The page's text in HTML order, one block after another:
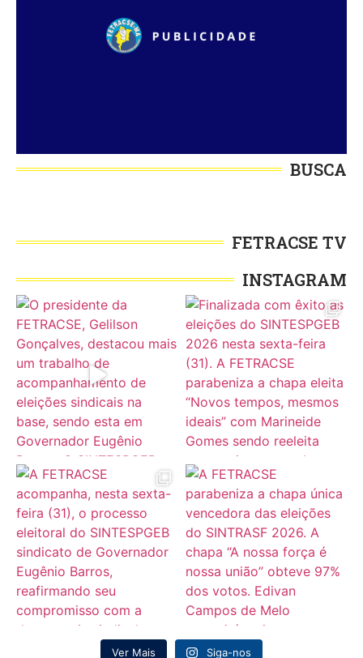
BUSCA
FETRACSE TV
INSTAGRAM
Ver Mais Siga-nos